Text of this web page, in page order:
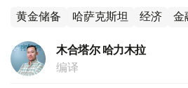
黄金储备 哈萨克斯坦 经济 金
木合塔尔 哈力木拉
编译